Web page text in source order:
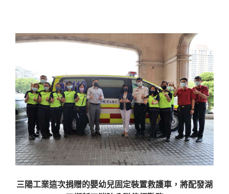
三陽工業這次捐贈的嬰幼兒固定裝置救護車，將配發湖